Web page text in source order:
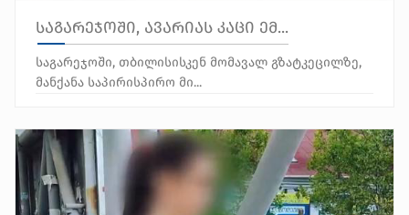
საგარეჯოში, ავარიას კაცი ემ...
საგარეჯოში, თბილისისკენ მომავალ გზატკეცილზე,
მანქანა საპირისპირო მი...